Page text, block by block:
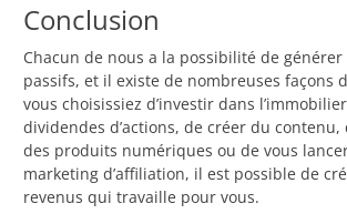
Conclusion
Chacun de nous a la possibilité de générer
passifs, et il existe de nombreuses façons
vous choisissiez d’investir dans
dividendes d’actions, de créer du
des produits numériques ou de vous
marketing d’affiliation, il est possible de
revenus qui travaille pour vous.